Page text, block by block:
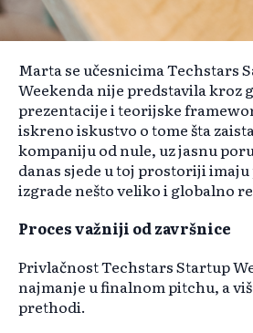
Marta se učesnicima Techstars
Weekenda nije predstavila kroz
prezentacije i teorijske
iskreno iskustvo o tome šta
kompaniju od nule, uz jasnu
danas sjede u toj prostoriji
izgrade nešto veliko i globalno
Proces važniji od završnice
Privlačnost Techstars Startup
najmanje u finalnom pitchu, a
prethodi.